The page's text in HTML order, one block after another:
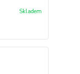
Skladem